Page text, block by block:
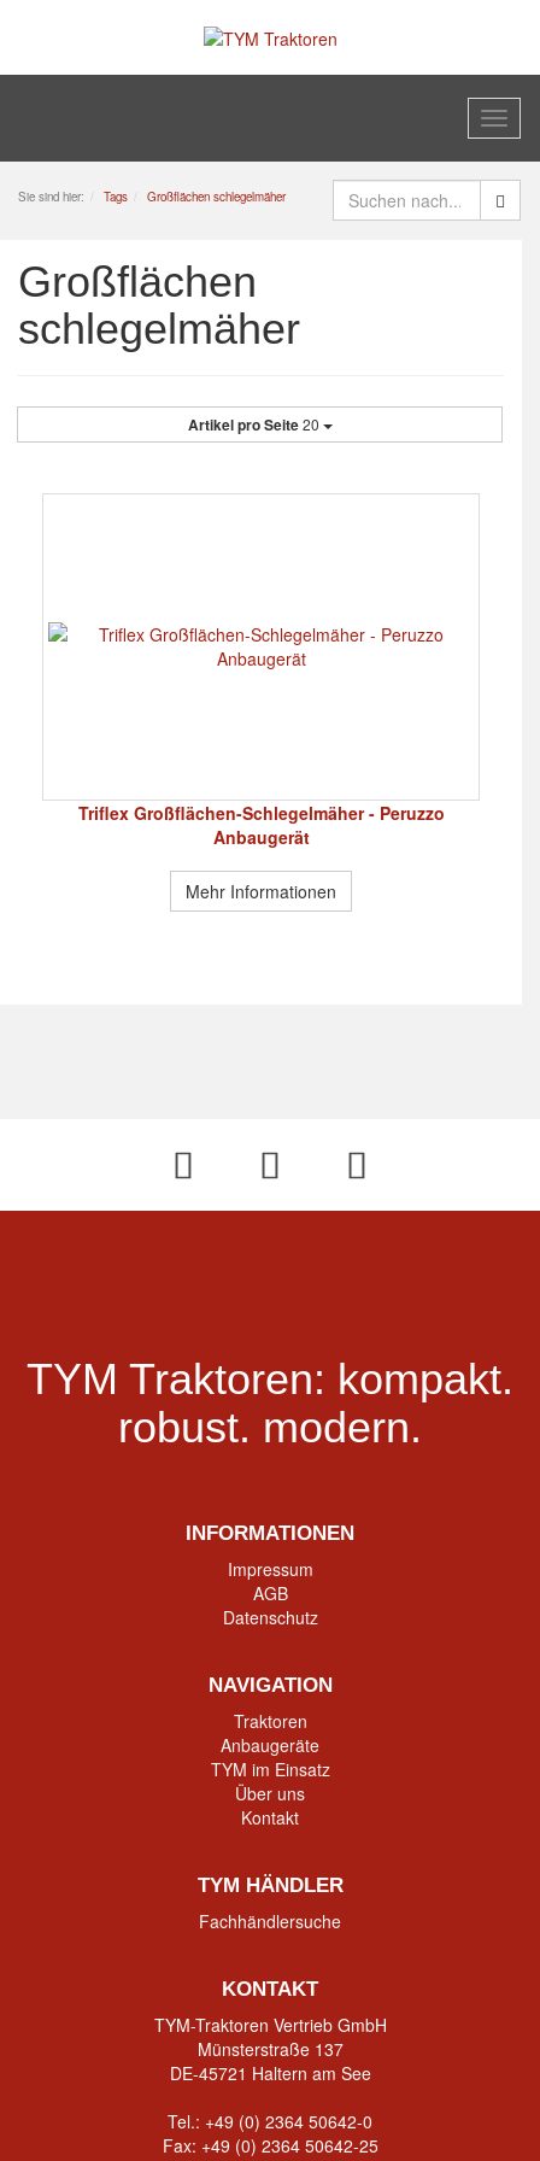
Sie sind hier: Tags Großflächen schlegelmäher
Großflächen
schlegelmäher
Artikel pro Seite 20
Triflex Großflächen-Schlegelmäher - Peruzzo
Anbaugerät
Mehr Informationen
TYM Traktoren: kompakt.
robust. modern.
INFORMATIONEN
Impressum
AGB
Datenschutz
NAVIGATION
Traktoren
Anbaugeräte
TYM im Einsatz
Über uns
Kontakt
TYM HÄNDLER
Fachhändlersuche
KONTAKT
TYM-Traktoren Vertrieb GmbH
Münsterstraße 137
DE-45721 Haltern am See
Tel.: +49 (0) 2364 50642-0
Fax: +49 (0) 2364 50642-25